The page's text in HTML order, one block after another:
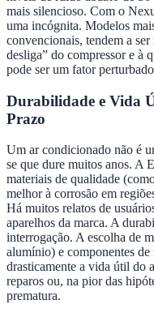
mais silencioso. Com o
uma incógnita. Modelos
convencionais, tendem a
desliga” do compressor e à
pode ser um fator
Durabilidade e Vida
Prazo
Um ar condicionado não é
se que dure muitos anos. A
materiais de qualidade
melhor à corrosão em
Há muitos relatos de
aparelhos da marca. A
interrogação. A escolha de
alumínio) e componentes
drasticamente a vida útil do
reparos ou, na pior das
prematura.